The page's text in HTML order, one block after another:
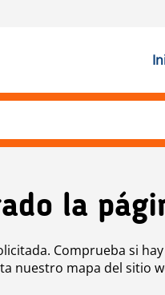
la
Comprueba si hay
nuestro mapa del sitio